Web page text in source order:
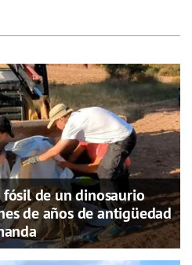
de un dinosaurio
de años de antigüedad